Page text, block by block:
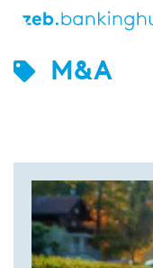
M&A